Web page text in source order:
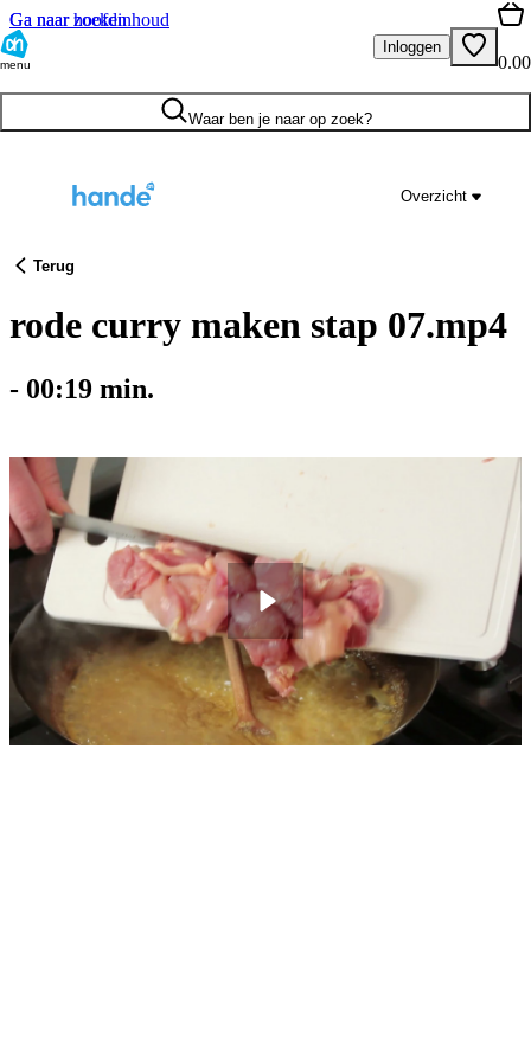
Ga naar hoofdinhoud
Ga naar zoeken
menu
Inloggen
0.00
Waar ben je naar op zoek?
Overzicht
Terug
rode curry maken stap 07.mp4
- 00:19 min.